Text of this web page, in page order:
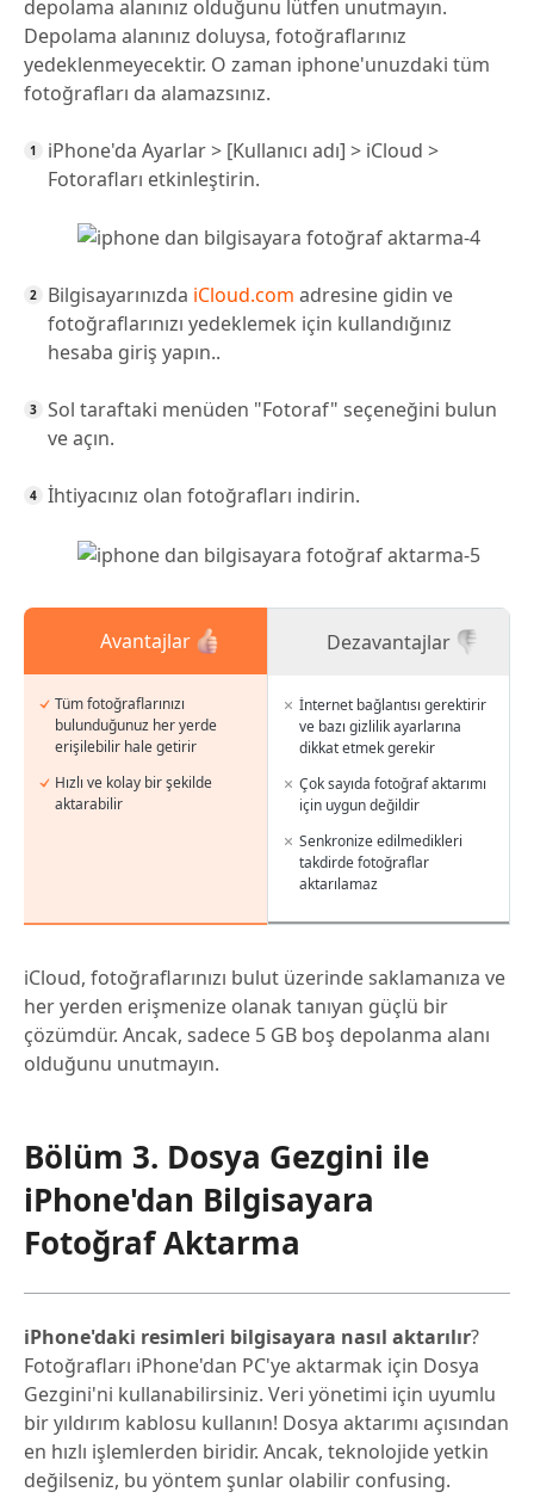
depolama alanınız olduğunu lütfen unutmayın.
Depolama alanınız doluysa, fotoğraflarınız
yedeklenmeyecektir. O zaman iphone'unuzdaki tüm
fotoğrafları da alamazsınız.
iPhone'da Ayarlar > [Kullanıcı adı] > iCloud >
Fotorafları etkinleştirin.
Bilgisayarınızda iCloud.com adresine gidin ve
fotoğraflarınızı yedeklemek için kullandığınız
hesaba giriş yapın..
Sol taraftaki menüden "Fotoraf" seçeneğini bulun
ve açın.
İhtiyacınız olan fotoğrafları indirin.
Avantajlar
Tüm fotoğraflarınızı
bulunduğunuz her yerde
erişilebilir hale getirir
Hızlı ve kolay bir şekilde
aktarabilir
Dezavantajlar
İnternet bağlantısı gerektirir
ve bazı gizlilik ayarlarına
dikkat etmek gerekir
Çok sayıda fotoğraf aktarımı
için uygun değildir
Senkronize edilmedikleri
takdirde fotoğraflar
aktarılamaz
iCloud, fotoğraflarınızı bulut üzerinde saklamanıza ve
her yerden erişmenize olanak tanıyan güçlü bir
çözümdür. Ancak, sadece 5 GB boş depolanma alanı
olduğunu unutmayın.
Bölüm 3. Dosya Gezgini ile
iPhone'dan Bilgisayara
Fotoğraf Aktarma
iPhone'daki resimleri bilgisayara nasıl aktarılır?
Fotoğrafları iPhone'dan PC'ye aktarmak için Dosya
Gezgini'ni kullanabilirsiniz. Veri yönetimi için uyumlu
bir yıldırım kablosu kullanın! Dosya aktarımı açısından
en hızlı işlemlerden biridir. Ancak, teknolojide yetkin
değilseniz, bu yöntem şunlar olabilir confusing.